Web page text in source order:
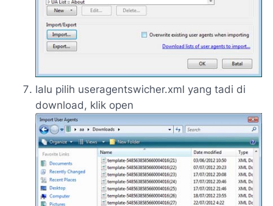
lalu pilih useragentswicher.xml yang tadi di
download, klik open